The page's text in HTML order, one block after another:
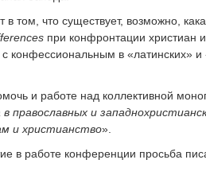
в том, что существует, возможно,
при конфронтации христиан
конфессиональным в «латинских»
и работе над коллективной
православных и
и христианство».
в работе конференции просьба